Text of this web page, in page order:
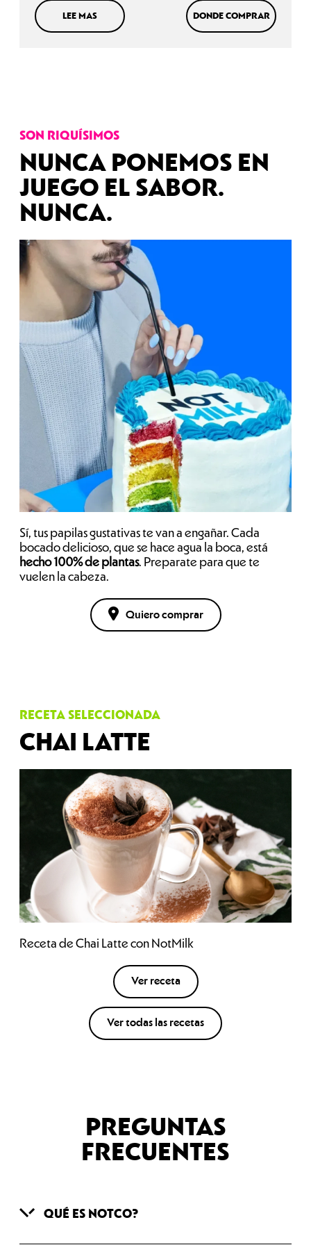
LEE MAS DONDE COMPRAR
SON RIQUÍSIMOS
NUNCA PONEMOS EN
JUEGO EL SABOR.
NUNCA.
Sí, tus papilas gustativas te van a engañar. Cada
bocado delicioso, que se hace agua la boca, está
hecho 100% de plantas. Preparate para que te
vuelen la cabeza.
Quiero comprar
RECETA SELECCIONADA
CHAI LATTE
Receta de Chai Latte con NotMilk
Ver receta
Ver todas las recetas
PREGUNTAS
FRECUENTES
QUÉ ES NOTCO?